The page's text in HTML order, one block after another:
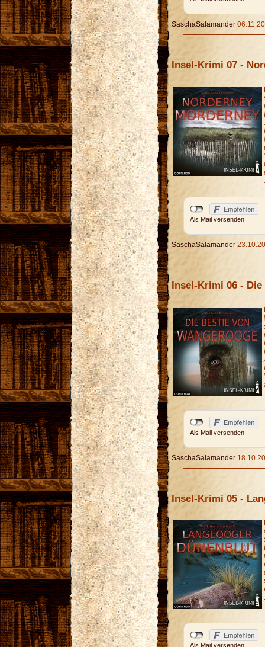
SaschaSalamander
Insel-Krimi 07 -
Als Mail versenden
SaschaSalamander
Insel-Krimi 06 -
Als Mail versenden
SaschaSalamander
Insel-Krimi 05 -
Als Mail versenden